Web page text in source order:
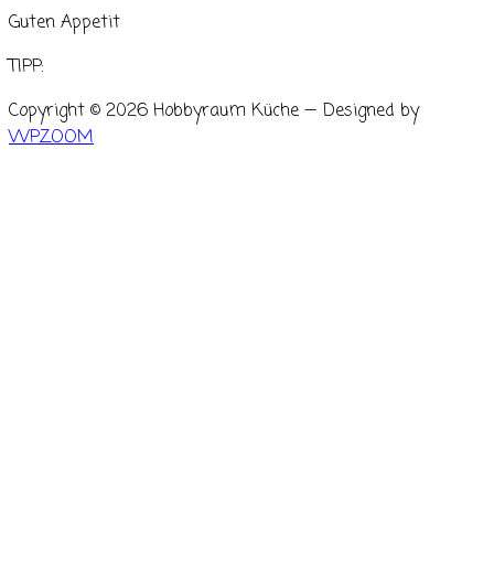
Guten Appetit
TIPP:
Copyright © 2026 Hobbyraum Küche — Designed by
WPZOOM